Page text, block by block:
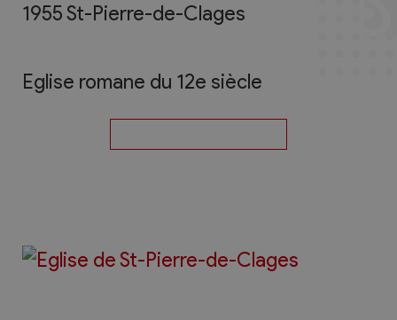
1955St-Pierre-de-Clages
Eglise romane du 12e siècle